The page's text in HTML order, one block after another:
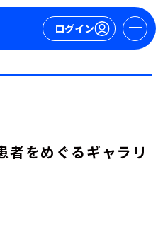
ログイン
者をめぐるギャラリ